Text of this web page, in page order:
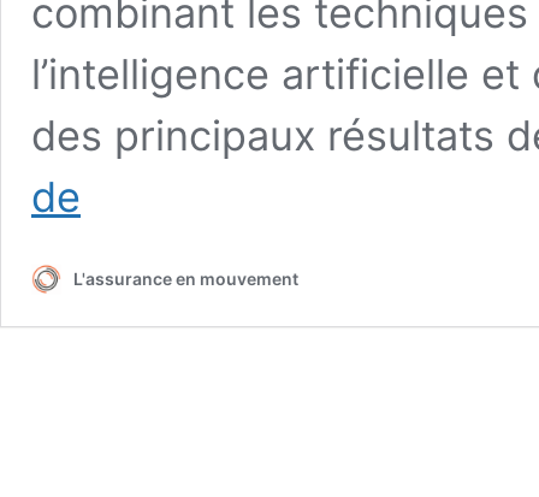
combinant les
l’intelligence artificielle et
des principaux résultats
de
sur
données
L'assurance en mouvement